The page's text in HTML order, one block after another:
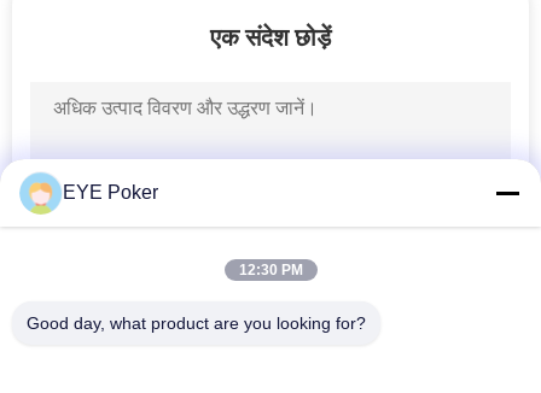
पोकर गेम मॉनिटरिंग
17
एक संदेश छोड़ें
EYE Poker
12:30 PM
Good day, what product are you looking for?